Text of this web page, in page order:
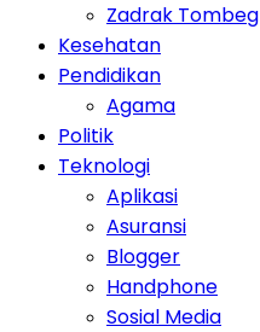
Zadrak Tombeg
Kesehatan
Pendidikan
Agama
Politik
Teknologi
Aplikasi
Asuransi
Blogger
Handphone
Sosial Media